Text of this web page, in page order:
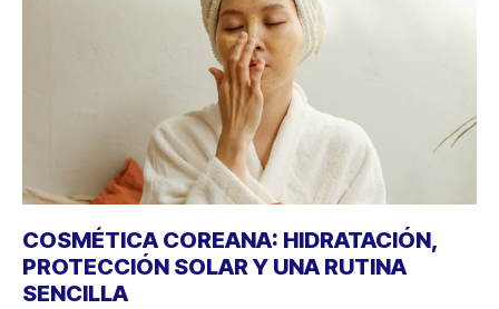
COSMÉTICA COREANA: HIDRATACIÓN,
PROTECCIÓN SOLAR Y UNA RUTINA
SENCILLA